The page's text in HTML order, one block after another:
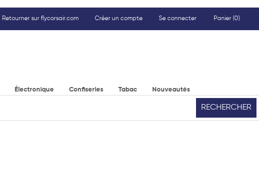
Retourner sur flycorsair.com Créer un compte Se connecter Panier (0)
Électronique Confiseries Tabac Nouveautés
RECHERCHER